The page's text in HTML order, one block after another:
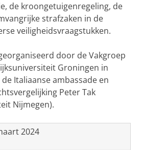
de kroongetuigenregeling, de
strafzaken in de
veiligheidsvraagstukken.
door de Vakgroep
Groningen in
Italiaanse ambassade en
Peter Tak
Nijmegen).
2024